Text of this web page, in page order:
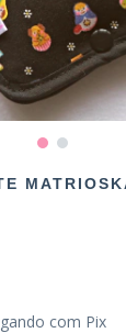
com Pix